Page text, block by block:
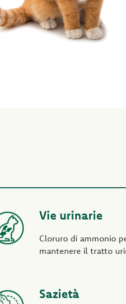
Vie urinarie
Cloruro di ammonio
mantenere il tratto
Sazietà